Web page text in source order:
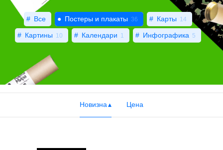
Все Постеры и плакаты 36 Карты 14
Картины 10 Календари 1 Инфографика 5
Новизна Цена